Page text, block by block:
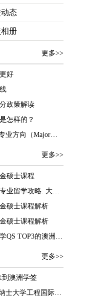
态
册
更多>>
好
政策解读
怎样的？
学位（Degree）和专业方向（Major）有什么区别？
更多>>
硕士课程
2026澳洲IT计算机专业留学攻略: 大学录取、技术移民及就业方向
硕士课程解析
硕士课程解析
澳大利亚2026传媒学QS TOP3的澳洲院校，热门专业及申请要求等信息汇总！
更多>>
到澳洲学签
恭喜M同学获得蒙纳士大学工程国际大一正式录取